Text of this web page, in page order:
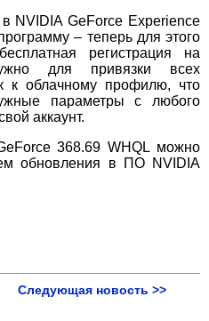
NVIDIA GeForce Experience
– теперь для этого
регистрация на
для привязки всех
к облачному профилю, что
параметры с любого
аккаунт.
368.69 WHQL можно
обновления в ПО NVIDIA
Следующая новость >>